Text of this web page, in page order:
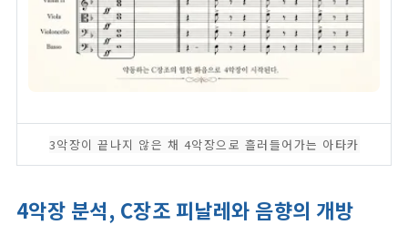
3악장이 끝나지 않은 채 4악장으로 흘러들어가는 아타카
4악장 분석, C장조 피날레와 음향의 개방